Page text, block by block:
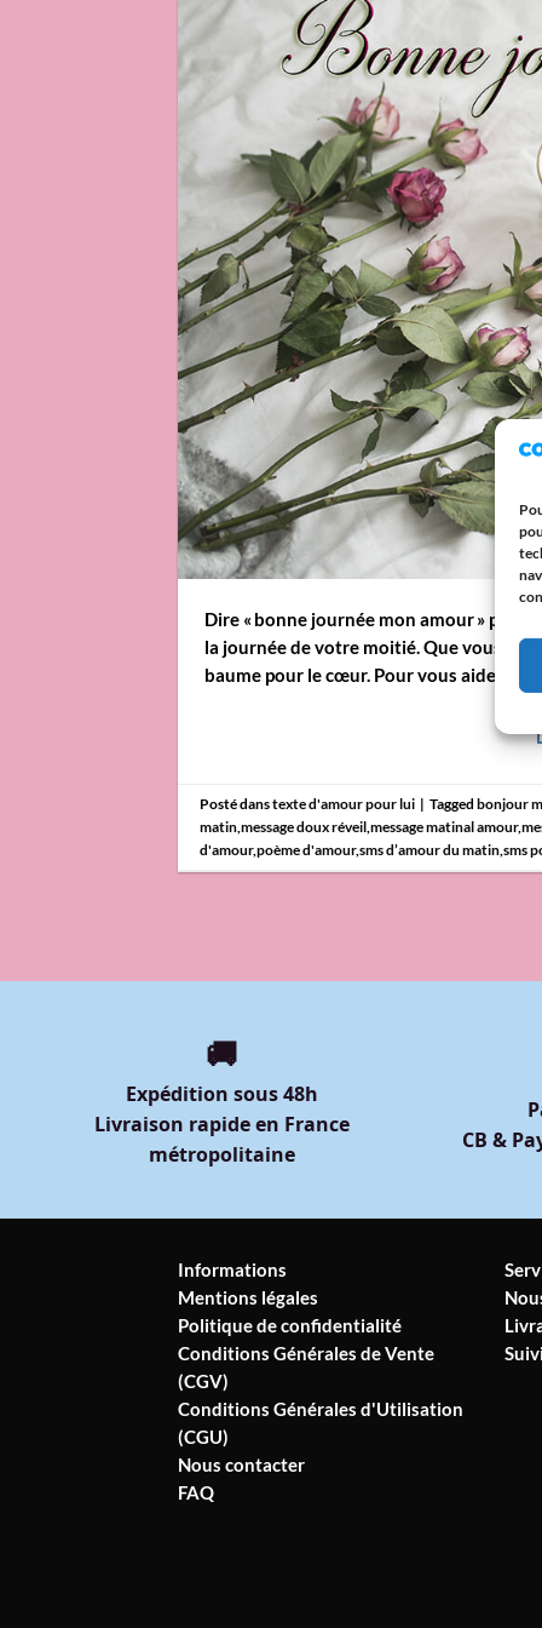
Dire « bonne journée mon amour »
la journée de votre moitié. Que vous
baume pour le cœur. Pour vous aider à
Posté danstexte d'amour pour lui | Tagged bonjour
matin, message doux réveil, message matinal amour,
d'amour,poème d'amour,sms d’amour du matin, sms
🚚
Expédition sous 48h
Livraison rapide en France
métropolitaine
CB &
Informations
Mentions légales
Politique de confidentialité
Conditions Générales de Vente
(CGV)
Conditions Générales d'Utilisation
(CGU)
Nous contacter
FAQ